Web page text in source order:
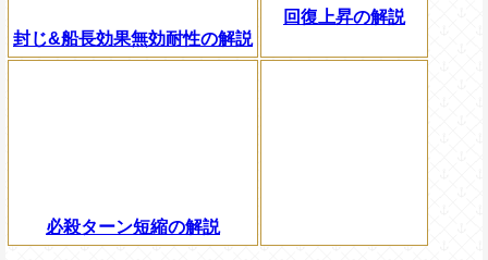
封じ&船長効果無効耐性の解説
回復上昇の解説
必殺ターン短縮の解説